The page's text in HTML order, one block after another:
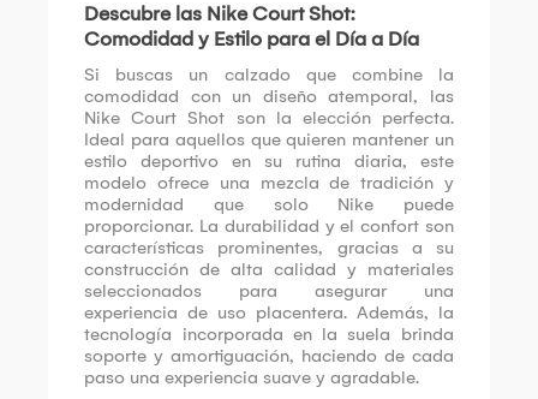
Descubre las Nike Court Shot:
Comodidad y Estilo para el Día a Día
Si buscas un calzado que combine la
comodidad con un diseño atemporal, las
Nike Court Shot son la elección perfecta.
Ideal para aquellos que quieren mantener un
estilo deportivo en su rutina diaria, este
modelo ofrece una mezcla de tradición y
modernidad que solo Nike puede
proporcionar. La durabilidad y el confort son
características prominentes, gracias a su
construcción de alta calidad y materiales
seleccionados para asegurar una
experiencia de uso placentera. Además, la
tecnología incorporada en la suela brinda
soporte y amortiguación, haciendo de cada
paso una experiencia suave y agradable.